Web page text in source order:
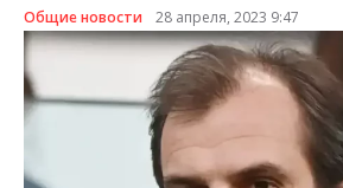
Общие новости 28 апреля, 2023 9:47